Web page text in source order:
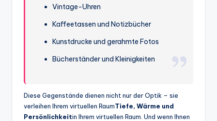
Vintage-Uhren
Kaffeetassen und Notizbücher
Kunstdrucke und gerahmte Fotos
Bücherständer und Kleinigkeiten
Diese Gegenstände dienen nicht nur der Optik – sie
verleihen Ihrem virtuellen RaumTiefe, Wärme und
Persönlichkeitin Ihrem virtuellen Raum. Und wenn Ihnen